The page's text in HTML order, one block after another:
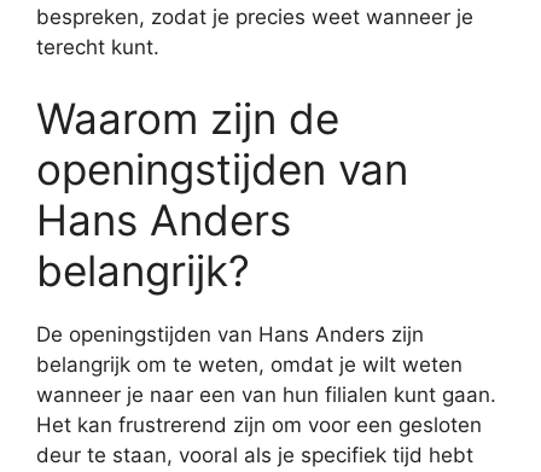
bespreken, zodat je precies weet wanneer je
terecht kunt.
Waarom zijn de
openingstijden van
Hans Anders
belangrijk?
De openingstijden van Hans Anders zijn
belangrijk om te weten, omdat je wilt weten
wanneer je naar een van hun filialen kunt gaan.
Het kan frustrerend zijn om voor een gesloten
deur te staan, vooral als je specifiek tijd hebt